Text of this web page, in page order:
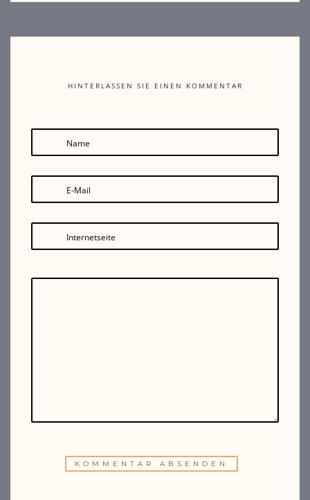
HINTERLASSEN SIE EINEN KOMMENTAR
Name
E-Mail
Internetseite